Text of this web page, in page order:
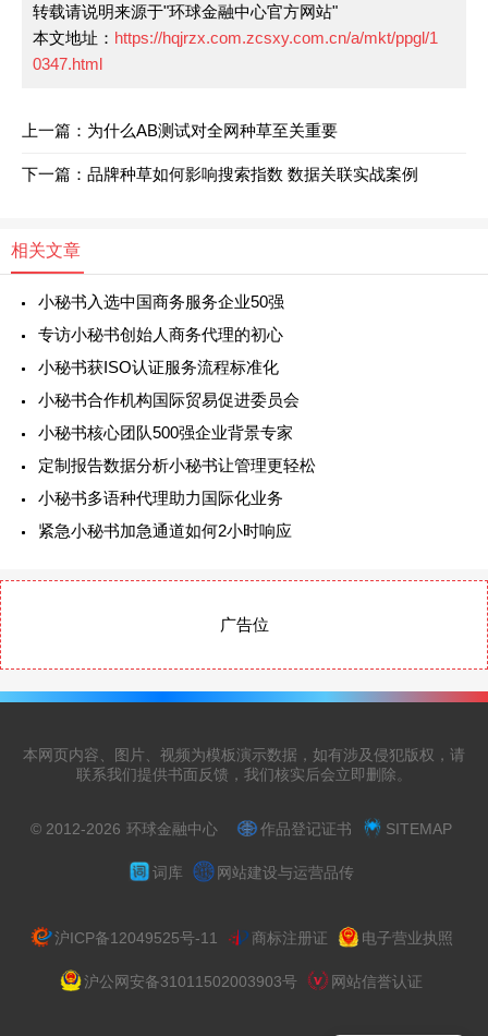
转载请说明来源于"环球金融中心官方网站"
本文地址： https://hqjrzx.com.zcsxy.com.cn/a/mkt/ppgl/1
0347.html
上一篇：为什么AB测试对全网种草至关重要
下一篇：品牌种草如何影响搜索指数 数据关联实战案例
相关文章
小秘书入选中国商务服务企业50强
专访小秘书创始人商务代理的初心
小秘书获ISO认证服务流程标准化
小秘书合作机构国际贸易促进委员会
小秘书核心团队500强企业背景专家
定制报告数据分析小秘书让管理更轻松
小秘书多语种代理助力国际化业务
紧急小秘书加急通道如何2小时响应
广告位
本网页内容、图片、视频为模板演示数据，如有涉及侵犯版权，请
联系我们提供书面反馈，我们核实后会立即删除。
© 2012-2026 环球金融中心 作品登记证书 SITEMAP
词库 网站建设与运营品传
沪ICP备12049525号-11 商标注册证 电子营业执照
沪公网安备31011502003903号 网站信誉认证